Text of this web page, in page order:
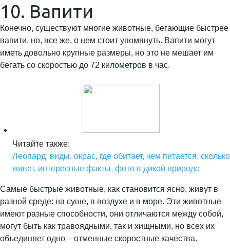
10. Вапити
Конечно, существуют многие животные, бегающие быстрее
вапити, но, все же, о нем стоит упомянуть. Вапити могут
иметь довольно крупные размеры, но это не мешает им
бегать со скоростью до 72 километров в час.
Читайте также:
Леопард: виды, окрас, где обитает, чем питается, сколько
живет, интересные факты, фото в дикой природе
Самые быстрые животные, как становится ясно, живут в
разной среде: на суше, в воздухе и в море. Эти животные
имеют разные способности, они отличаются между собой,
могут быть как травоядными, так и хищными, но всех их
объединяет одно – отменные скоростные качества.